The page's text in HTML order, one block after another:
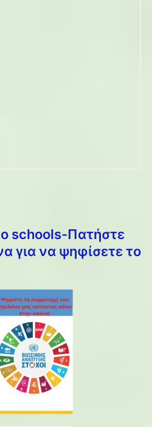
schools-Πατήστε
για να ψηφίσετε το